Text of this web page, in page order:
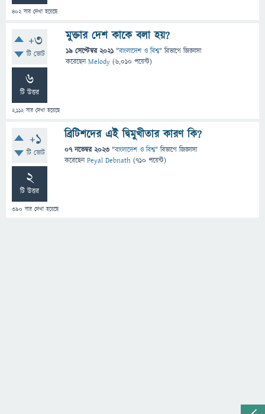
402বার দেখা হয়েছে
+3
টি ভোট
6
টি উত্তর
2,112বার দেখা হয়েছে
মুক্তার দেশ কাকে বলা হয়?
19 সেপ্টেম্বর 2021 "বাংলাদেশ ও বিশ্ব" বিভাগে জিজ্ঞাসা
করেছেনMelody (6,010 পয়েন্ট)
+1
টি ভোট
2
টি উত্তর
390 বার দেখা হয়েছে
ব্রিটিশদের এই দ্বিমুখীতার কারণ কি?
07 নভেম্বর 2023 "বাংলাদেশ ও বিশ্ব" বিভাগে জিজ্ঞাসা
করেছেনPeyal Debnath (710 পয়েন্ট)